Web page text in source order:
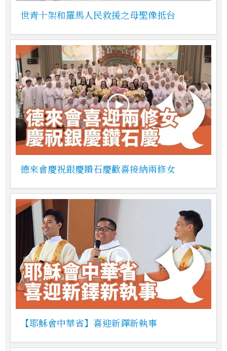
世青十架和羅馬人民救援之母聖像抵台
德來會慶祝銀慶鑽石慶歡喜接納兩修女
【耶穌會中華省】喜迎新鐸新執事